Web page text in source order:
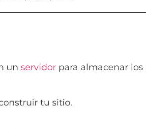
un servidor para almacenar
tu sitio.